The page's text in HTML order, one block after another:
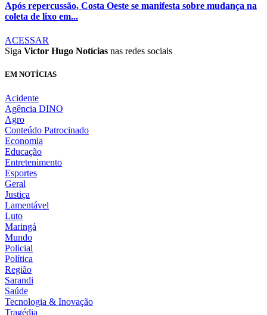
Após repercussão, Costa Oeste se manifesta sobre mudança na
coleta de lixo em...
ACESSAR
Siga Victor Hugo Notícias nas redes sociais
EM NOTÍCIAS
Acidente
Agência DINO
Agro
Conteúdo Patrocinado
Economia
Educação
Entretenimento
Esportes
Geral
Justiça
Lamentável
Luto
Maringá
Mundo
Policial
Política
Região
Sarandi
Saúde
Tecnologia & Inovação
Tragédia